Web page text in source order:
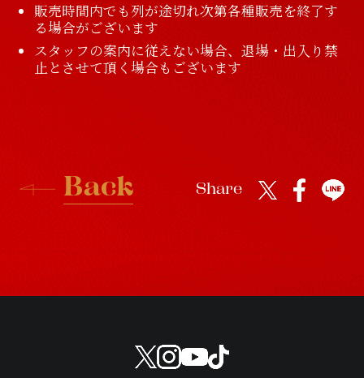
販売時間内でも列が途切れ次第各種販売を終了す
る場合がございます
スタッフの案内に従えない場合、退場・出入り禁
止とさせて頂く場合もございます
Back
Share